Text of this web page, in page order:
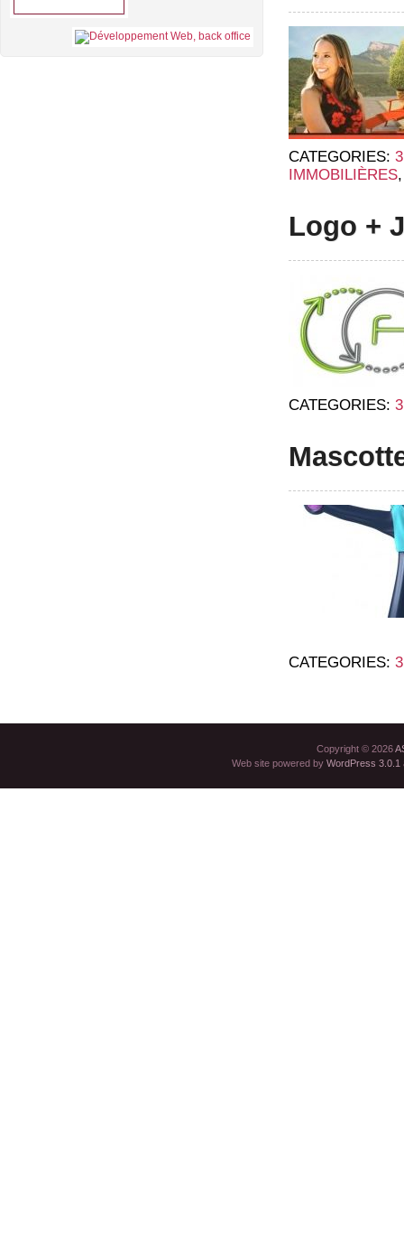
CATEGORIES:
IMMOBILIÈRES
Logo +
CATEGORIES:
CATEGORIES:
Copyright © 2026
Web site powered by WordPress 3.0.1